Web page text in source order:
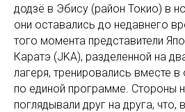
додзё в Эбису (район Токио) в
они оставались до недавнего
того момента представители
Каратэ (JKA), разделенной на
лагеря, тренировались вместе
по единой программе. Стороны
поглядывали друг на друга,